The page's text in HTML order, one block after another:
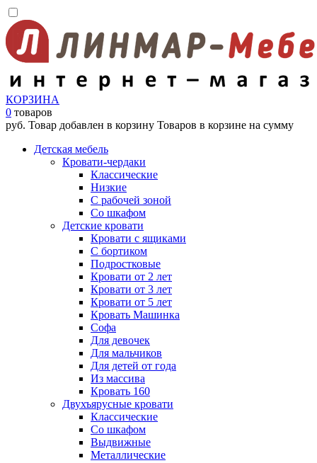
КОРЗИНА
0 товаров
руб. Товар добавлен в корзину Товаров в корзине на сумму
Детская мебель
Кровати-чердаки
Классические
Низкие
С рабочей зоной
Со шкафом
Детские кровати
Кровати с ящиками
С бортиком
Подростковые
Кровати от 2 лет
Кровати от 3 лет
Кровати от 5 лет
Кровать Машинка
Софа
Для девочек
Для мальчиков
Для детей от года
Из массива
Кровать 160
Двухъярусные кровати
Классические
Со шкафом
Выдвижные
Металлические